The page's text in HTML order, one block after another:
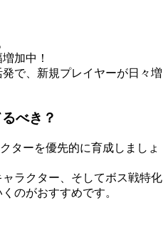
加中！
で、新規プレイヤーが日々増
べき？
ターを優先的に育成しましょ
ラクター、そしてボス戦特化
のがおすすめです。